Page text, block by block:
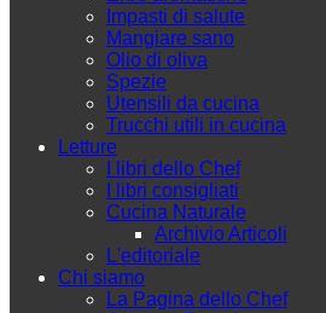
Impasti di salute
Mangiare sano
Olio di oliva
Spezie
Utensili da cucina
Trucchi utili in cucina
Letture
I libri dello Chef
I libri consigliati
Cucina Naturale
Archivio Articoli
L'editoriale
Chi siamo
La Pagina dello Chef